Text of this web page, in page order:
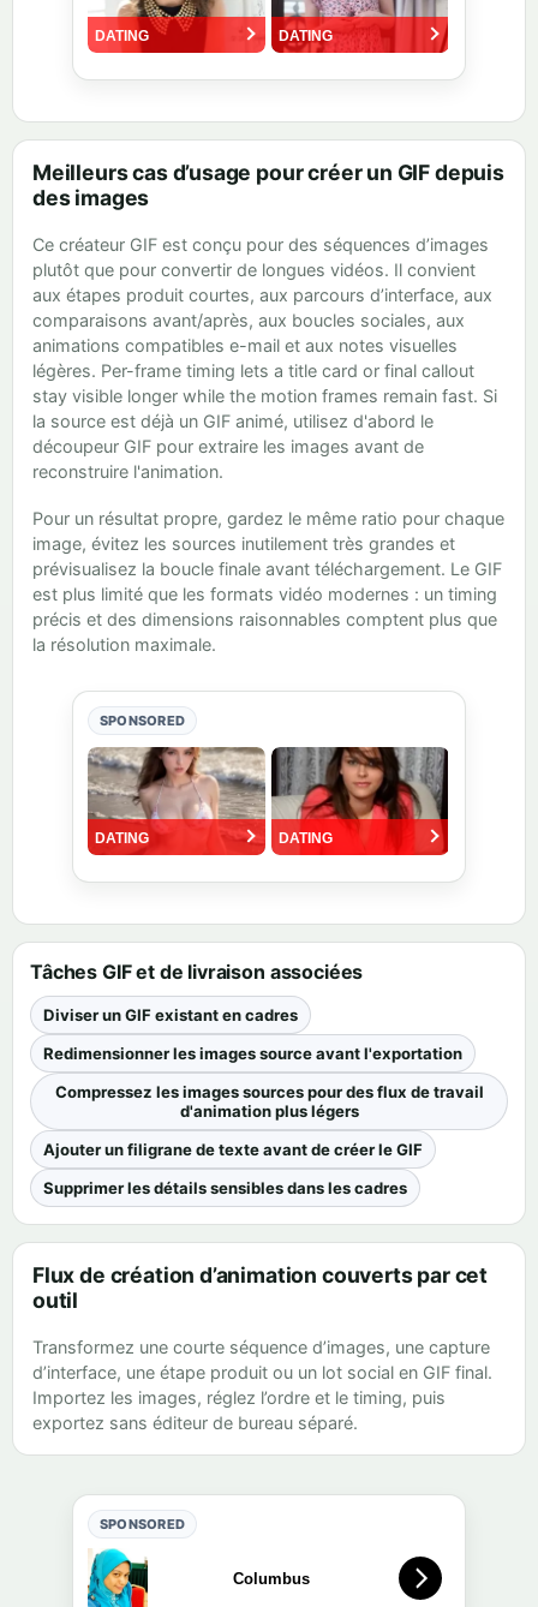
Meilleurs cas d’usage pour créer un GIF depuis
des images
Ce créateur GIF est conçu pour des séquences d’images
plutôt que pour convertir de longues vidéos. Il convient
aux étapes produit courtes, aux parcours d’interface, aux
comparaisons avant/après, aux boucles sociales, aux
animations compatibles e-mail et aux notes visuelles
légères. Per-frame timing lets a title card or final callout
stay visible longer while the motion frames remain fast. Si
la source est déjà un GIF animé, utilisez d'abord le
découpeur GIF pour extraire les images avant de
reconstruire l'animation.
Pour un résultat propre, gardez le même ratio pour chaque
image, évitez les sources inutilement très grandes et
prévisualisez la boucle finale avant téléchargement. Le GIF
est plus limité que les formats vidéo modernes : un timing
précis et des dimensions raisonnables comptent plus que
la résolution maximale.
SPONSORED
Tâches GIF et de livraison associées
Diviser un GIF existant en cadres
Redimensionner les images source avant l'exportation
Compressez les images sources pour des flux de travail
d'animation plus légers
Ajouter un filigrane de texte avant de créer le GIF
Supprimer les détails sensibles dans les cadres
Flux de création d’animation couverts par cet
outil
Transformez une courte séquence d’images, une capture
d’interface, une étape produit ou un lot social en GIF final.
Importez les images, réglez l’ordre et le timing, puis
exportez sans éditeur de bureau séparé.
SPONSORED